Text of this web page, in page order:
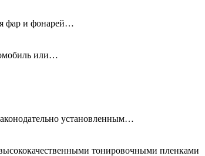
фар и фонарей…
или…
установленным…
тонировочными пленками